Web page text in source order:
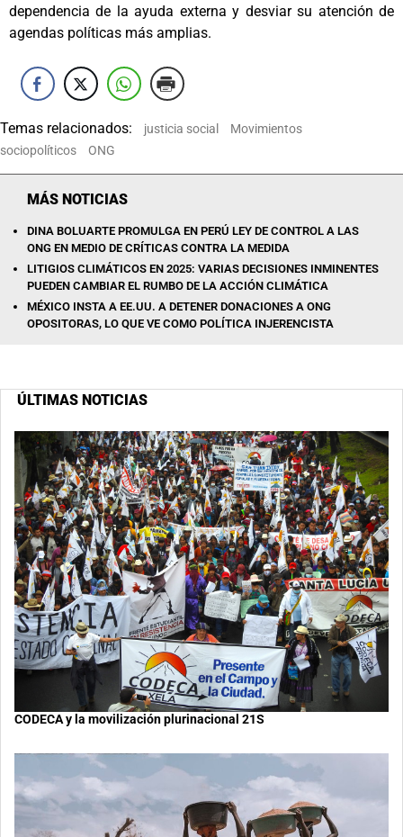
dependencia de la ayuda externa y desviar su atención de
agendas políticas más amplias.
Temas relacionados: justicia social
Movimientos
sociopolíticos
ONG
MÁS NOTICIAS
DINA BOLUARTE PROMULGA EN PERÚ LEY DE CONTROL A LAS
ONG EN MEDIO DE CRÍTICAS CONTRA LA MEDIDA
LITIGIOS CLIMÁTICOS EN 2025: VARIAS DECISIONES INMINENTES
PUEDEN CAMBIAR EL RUMBO DE LA ACCIÓN CLIMÁTICA
MÉXICO INSTA A EE.UU. A DETENER DONACIONES A ONG
OPOSITORAS, LO QUE VE COMO POLÍTICA INJERENCISTA
ÚLTIMAS NOTICIAS
CODECA y la movilización plurinacional 21S